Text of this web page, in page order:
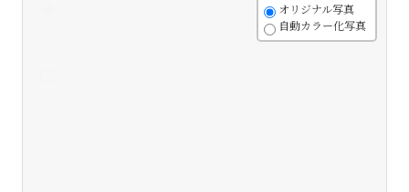
オリジナル写真
自動カラー化写真